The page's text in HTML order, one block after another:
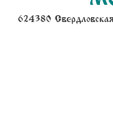
624380